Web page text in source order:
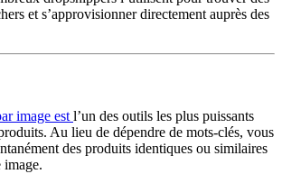
et s’approvisionner directement auprès des
image est l’un des outils les plus puissants
Au lieu de dépendre de mots-clés, vous
des produits identiques ou similaires
image.